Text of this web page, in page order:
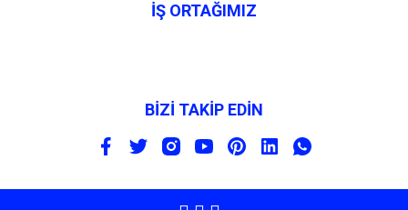
İŞ ORTAĞIMIZ
BİZİ TAKİP EDİN